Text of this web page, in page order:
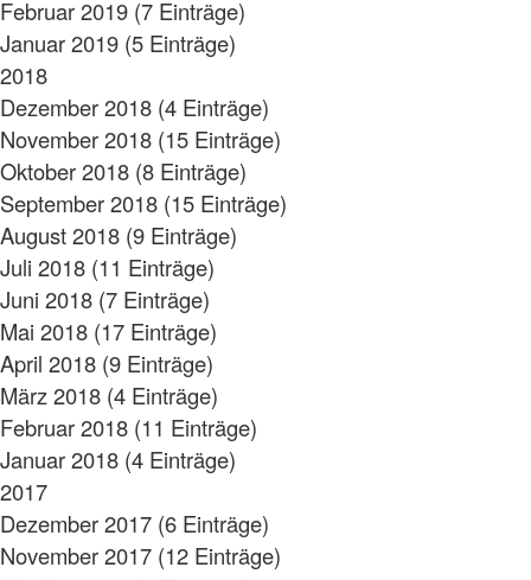
Februar 2019 (7 Einträge)
Januar 2019 (5 Einträge)
2018
Dezember 2018 (4 Einträge)
November 2018 (15 Einträge)
Oktober 2018 (8 Einträge)
September 2018 (15 Einträge)
August 2018 (9 Einträge)
Juli 2018 (11 Einträge)
Juni 2018 (7 Einträge)
Mai 2018 (17 Einträge)
April 2018 (9 Einträge)
März 2018 (4 Einträge)
Februar 2018 (11 Einträge)
Januar 2018 (4 Einträge)
2017
Dezember 2017 (6 Einträge)
November 2017 (12 Einträge)